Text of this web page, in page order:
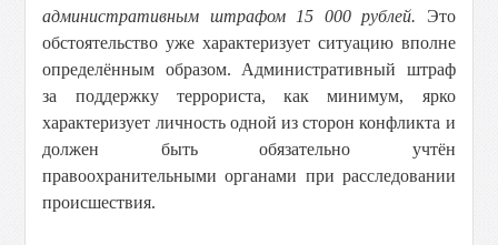
административным штрафом 15 000 рублей. Это
обстоятельство уже характеризует ситуацию вполне
определённым образом. Административный штраф
за поддержку террориста, как минимум, ярко
характеризует личность одной из сторон конфликта и
должен быть обязательно учтён
правоохранительными органами при расследовании
происшествия.